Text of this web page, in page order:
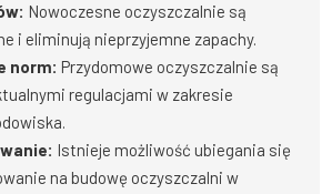
Nowoczesne oczyszczalnie są
i eliminują nieprzyjemne zapachy.
norm: Przydomowe oczyszczalnie są
regulacjami w zakresie
Istnieje możliwość ubiegania się
na budowę oczyszczalni w